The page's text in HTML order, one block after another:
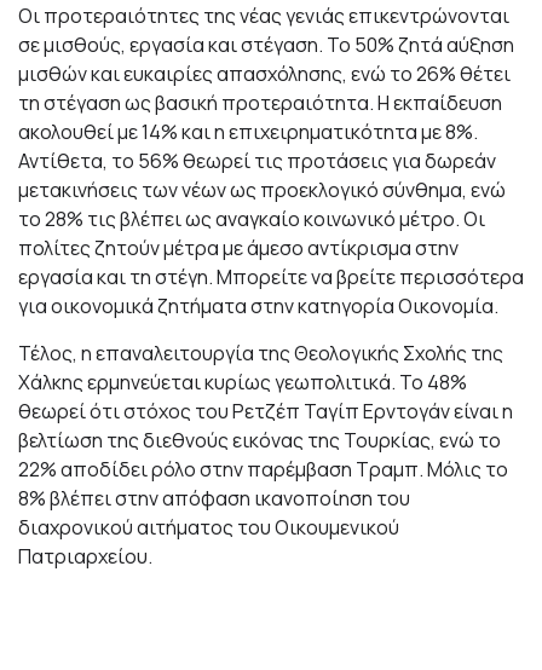
Οι προτεραιότητες της νέας γενιάς επικεντρώνονται
σε μισθούς, εργασία και στέγαση. Το 50% ζητά αύξηση
μισθών και ευκαιρίες απασχόλησης, ενώ το 26% θέτει
τη στέγαση ως βασική προτεραιότητα. Η εκπαίδευση
ακολουθεί με 14% και η επιχειρηματικότητα με 8%.
Αντίθετα, το 56% θεωρεί τις προτάσεις για δωρεάν
μετακινήσεις των νέων ως προεκλογικό σύνθημα, ενώ
το 28% τις βλέπει ως αναγκαίο κοινωνικό μέτρο. Οι
πολίτες ζητούν μέτρα με άμεσο αντίκρισμα στην
εργασία και τη στέγη. Μπορείτε να βρείτε περισσότερα
για οικονομικά ζητήματα στην κατηγορία Οικονομία.
Τέλος, η επαναλειτουργία της Θεολογικής Σχολής της
Χάλκης ερμηνεύεται κυρίως γεωπολιτικά. Το 48%
θεωρεί ότι στόχος του Ρετζέπ Ταγίπ Ερντογάν είναι η
βελτίωση της διεθνούς εικόνας της Τουρκίας, ενώ το
22% αποδίδει ρόλο στην παρέμβαση Τραμπ. Μόλις το
8% βλέπει στην απόφαση ικανοποίηση του
διαχρονικού αιτήματος του Οικουμενικού
Πατριαρχείου.